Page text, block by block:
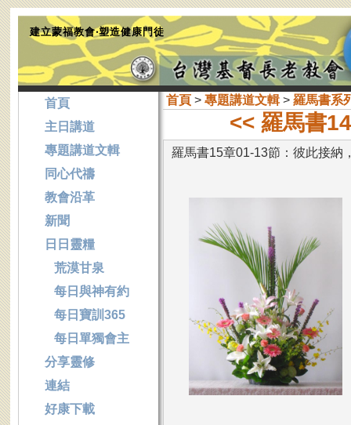
建立蒙福教會‧塑造健康門徒
首頁> 專題講道文輯> 羅馬書系
<< 羅馬書
羅馬書15章01-13節：彼此接納
首頁
主日講道
專題講道文輯
同心代禱
教會沿革
新聞
日日靈糧
荒漠甘泉
每日與神有約
每日寶訓365
每日單獨會主
分享靈修
連結
好康下載